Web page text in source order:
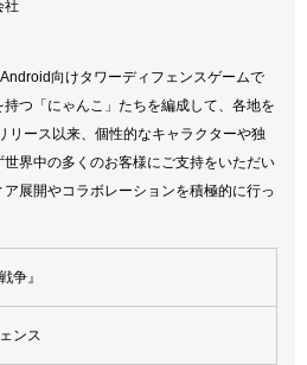
社
向けタワーディフェンスゲームで
つ「にゃんこ」たちを編成して、各地を
リース以来、個性的なキャラクターや独
界中の多くのお客様にご支持をいただい
展開やコラボレーションを積極的に行っ
争』
ンス